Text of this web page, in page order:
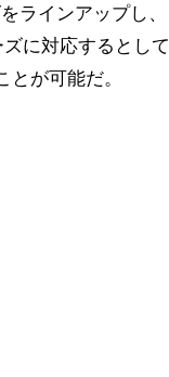
ラインアップし、
に対応するとして
が可能だ。